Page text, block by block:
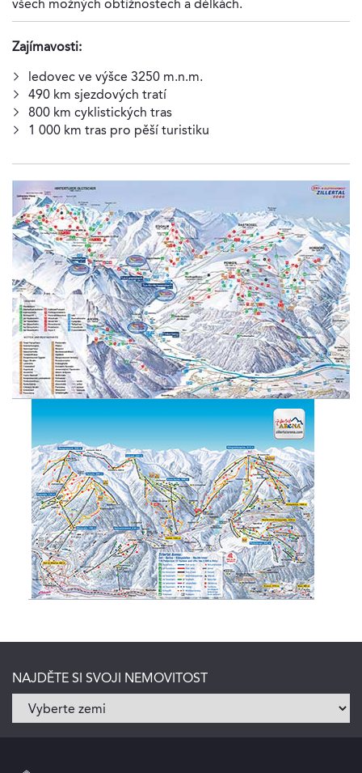
všech možných obtížnostech a délkách.
Zajímavosti:
ledovec ve výšce 3250 m.n.m.
490 km sjezdových tratí
800 km cyklistických tras
1 000 km tras pro pěší turistiku
NAJDĚTE SI SVOJI NEMOVITOST